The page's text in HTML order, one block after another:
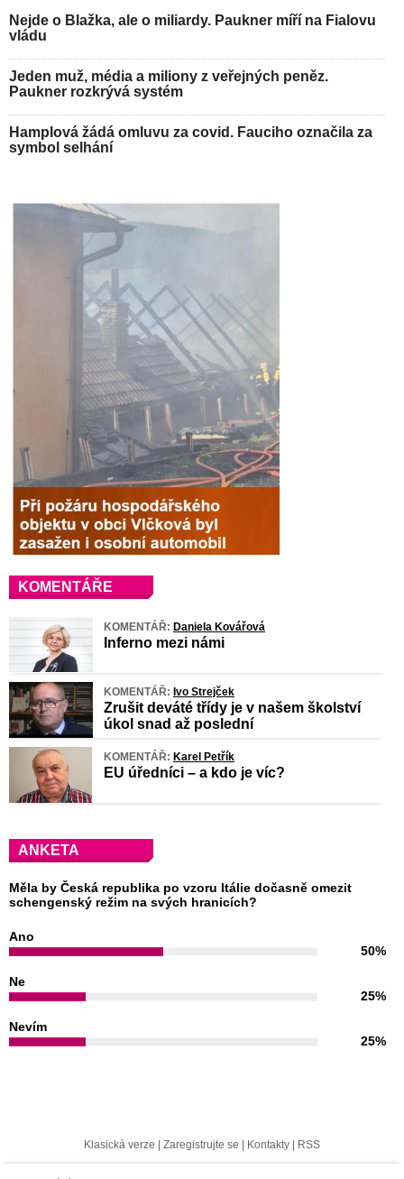
Nejde o Blažka, ale o miliardy. Paukner míří na Fialovu
vládu
Jeden muž, média a miliony z veřejných peněz.
Paukner rozkrývá systém
Hamplová žádá omluvu za covid. Fauciho označila za
symbol selhání
KOMENTÁŘE
KOMENTÁŘ: Daniela Kovářová
Inferno mezi námi
KOMENTÁŘ: Ivo Strejček
Zrušit deváté třídy je v našem školství
úkol snad až poslední
KOMENTÁŘ: Karel Petřík
EU úředníci – a kdo je víc?
ANKETA
Měla by Česká republika po vzoru Itálie dočasně omezit
schengenský režim na svých hranicích?
Ano
50%
Ne
25%
Nevím
25%
Klasická verze Zaregistrujte se Kontakty RSS